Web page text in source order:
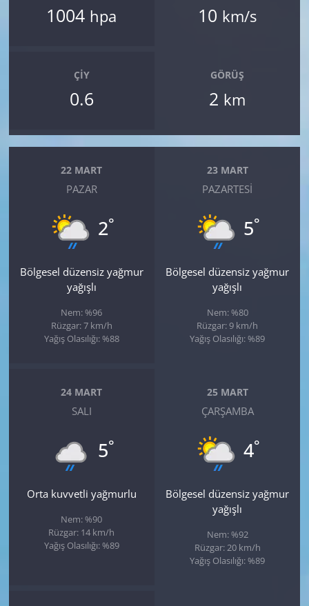
1004 hpa 10 km/s
ÇIY
0.6
GÖRÜŞ
2 km
22 MART
PAZAR
2°
Bölgesel düzensiz yağmur
yağışlı
Nem: %96
Rüzgar: 7 km/h
Yağış Olasılığı: %88
23 MART
PAZARTESI
5°
Bölgesel düzensiz yağmur
yağışlı
Nem: %80
Rüzgar: 9 km/h
Yağış Olasılığı: %89
24 MART
SALI
5°
Orta kuvvetli yağmurlu
Nem: %90
Rüzgar: 14 km/h
Yağış Olasılığı: %89
25 MART
ÇARŞAMBA
4°
Bölgesel düzensiz yağmur
yağışlı
Nem: %92
Rüzgar: 20 km/h
Yağış Olasılığı: %89